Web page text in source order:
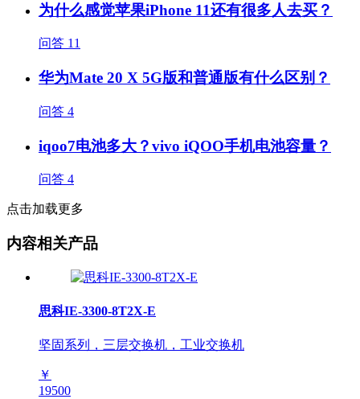
为什么感觉苹果iPhone 11还有很多人去买？
问答 11
华为Mate 20 X 5G版和普通版有什么区别？
问答 4
iqoo7电池多大？vivo iQOO手机电池容量？
问答 4
点击加载更多
内容相关产品
思科IE-3300-8T2X-E
坚固系列，三层交换机，工业交换机
￥
19500